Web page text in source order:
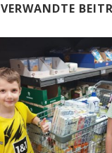
VERWANDTE